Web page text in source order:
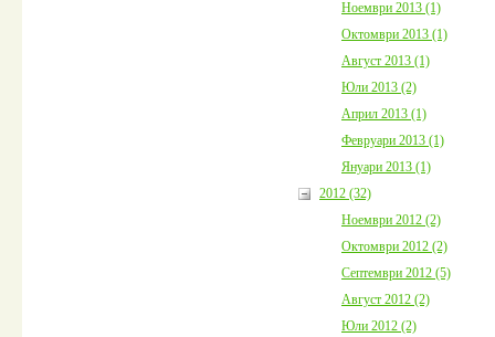
Ноември 2013 (1)
Октомври 2013 (1)
Август 2013 (1)
Юли 2013 (2)
Април 2013 (1)
Февруари 2013 (1)
Януари 2013 (1)
2012 (32)
Ноември 2012 (2)
Октомври 2012 (2)
Септември 2012 (5)
Август 2012 (2)
Юли 2012 (2)